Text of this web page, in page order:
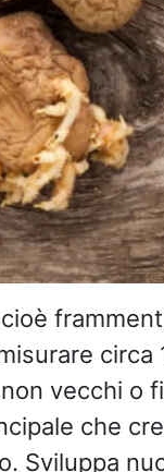
circa
vecchi o
che
Sviluppa